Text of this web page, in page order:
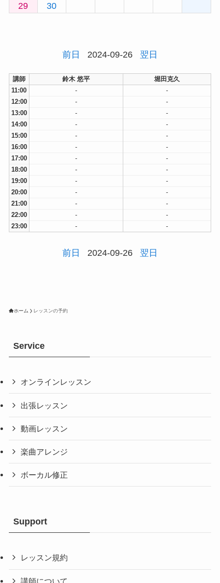
29
30
前日 2024-09-26 翌日
講師 鈴木 悠平
堀田克久
11:00
-
-
12:00
-
-
13:00
-
-
14:00
-
-
15:00
-
-
16:00
-
-
17:00
-
-
18:00
-
-
19:00
-
-
20:00
-
-
21:00
-
-
22:00
-
-
23:00
- -
前日 2024-09-26 翌日
ホーム レッスンの予約
Service
オンラインレッスン
出張レッスン
動画レッスン
楽曲アレンジ
ボーカル修正
Support
レッスン規約
講師について